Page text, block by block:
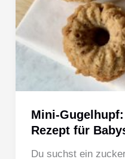
Mini-
Rezept für
Du suchst ein